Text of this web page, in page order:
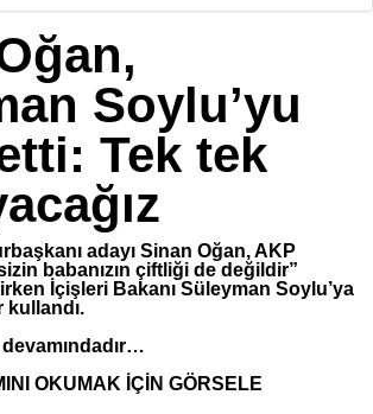
Soylu’yu
Tek tek
adayı Sinan Oğan, AKP
babanızın çiftliği de değildir”
İçişleri Bakanı Süleyman Soylu’ya
OKUMAK İÇİN GÖRSELE